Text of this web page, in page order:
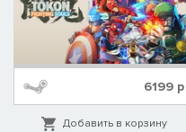
6199 р
Добавить в корзину